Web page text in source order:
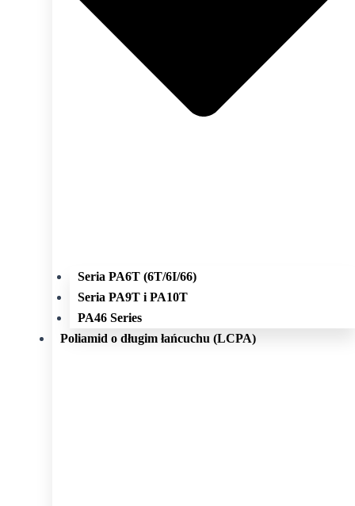
Seria PA6T (6T/6I/66)
Seria PA9T i PA10T
PA46 Series
Poliamid o długim łańcuchu (LCPA)